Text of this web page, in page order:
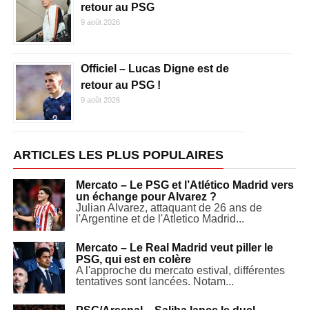
retour au PSG
9 août 2026
Officiel – Lucas Digne est de
retour au PSG !
9 août 2026
ARTICLES LES PLUS POPULAIRES
Mercato – Le PSG et l’Atlético Madrid vers
un échange pour Alvarez ?
Julian Alvarez, attaquant de 26 ans de
l'Argentine et de l'Atletico Madrid...
Mercato – Le Real Madrid veut piller le
PSG, qui est en colère
A l'approche du mercato estival, différentes
tentatives sont lancées. Notam...